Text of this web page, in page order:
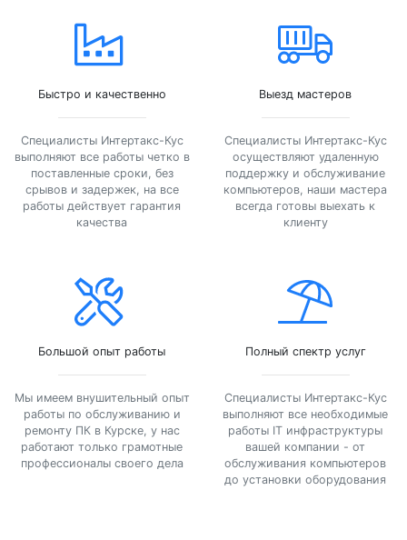
Быстро и качественно
Специалисты Интертакс-Кус
выполняют все работы четко в
поставленные сроки, без
срывов и задержек, на все
работы действует гарантия
качества
Выезд мастеров
Специалисты Интертакс-Кус
осуществляют удаленную
поддержку и обслуживание
компьютеров, наши мастера
всегда готовы выехать к
клиенту
Большой опыт работы
Мы имеем внушительный опыт
работы по обслуживанию и
ремонту ПК в Курске, у нас
работают только грамотные
профессионалы своего дела
Полный спектр услуг
Специалисты Интертакс-Кус
выполняют все необходимые
работы IT инфраструктуры
вашей компании - от
обслуживания компьютеров
до установки оборудования